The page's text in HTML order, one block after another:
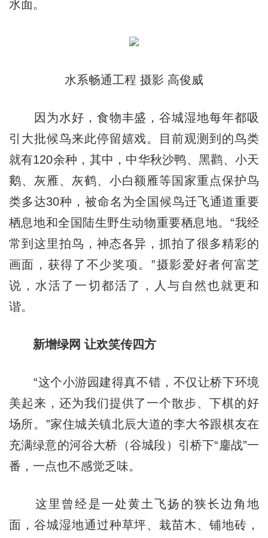
水面。
水系畅通工程 摄影 高俊威
因为水好，食物丰盛，谷城湿地每年都吸
引大批候鸟来此停留嬉戏。目前观测到的鸟类
就有120余种，其中，中华秋沙鸭、黑鹳、小天
鹅、灰雁、灰鹤、小白额雁等国家重点保护鸟
类多达30种，被命名为全国候鸟迁飞通道重要
栖息地和全国陆生野生动物重要栖息地。“我经
常到这里拍鸟，神态各异，抓拍了很多精彩的
画面，获得了不少奖项。”摄影爱好者何富芝
说，水活了一切都活了，人与自然也就更和
谐。
新增绿网 让欢笑传四方
“这个小游园建得真不错，不仅让桥下环境
美起来，还为我们提供了一个散步、下棋的好
场所。”家住城关镇北辰大道的李大爷跟棋友在
充满绿意的河谷大桥（谷城段）引桥下“鏖战”一
番，一点也不感觉乏味。
这里曾经是一处黄土飞扬的狭长边角地
面，谷城湿地通过种草坪、栽苗木、铺地砖，